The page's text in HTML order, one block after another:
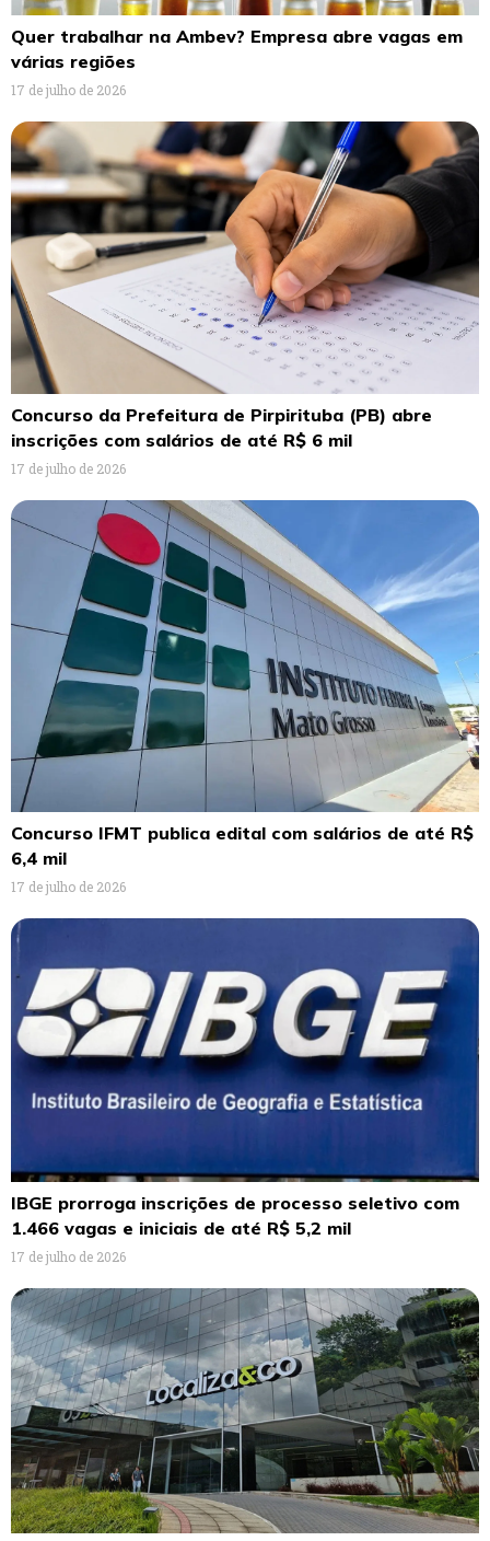
Quer trabalhar na Ambev? Empresa abre vagas em
várias regiões
17 de julho de 2026
Concurso da Prefeitura de Pirpirituba (PB) abre
inscrições com salários de até R$ 6 mil
17 de julho de 2026
Concurso IFMT publica edital com salários de até R$
6,4 mil
17 de julho de 2026
IBGE prorroga inscrições de processo seletivo com
1.466 vagas e iniciais de até R$ 5,2 mil
17 de julho de 2026